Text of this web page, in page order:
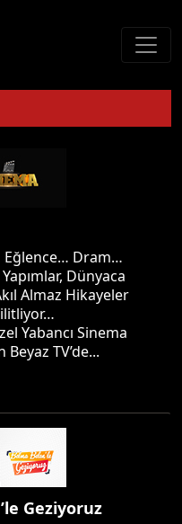
Eğlence… Dram…
Dünyaca
Almaz Hikayeler
Yabancı Sinema
Beyaz TV’de...
Geziyoruz